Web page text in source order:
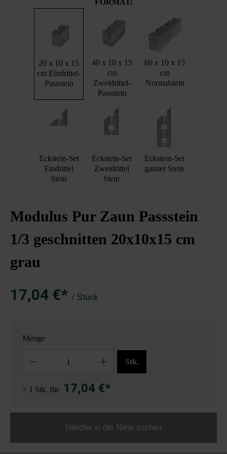
FORMAT:
20 x 10 x 15
cm Eindrittel-
Passstein
40 x 10 x 15
cm
Zweidrittel-
Passstein
60 x 10 x 15
cm
Normalstein
Eckstein-Set
Eindrittel
Stein
Eckstein-Set
Zweidrittel
Stein
Eckstein-Set
ganzer Stein
Modulus Pur Zaun Passstein
1/3 geschnitten 20x10x15 cm
grau
17,04 €* / Stück
Menge
Stk.
= 1 Stk. für 17,04 €*
Händler in der Nähe suchen